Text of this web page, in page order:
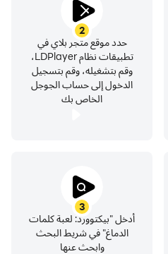
2
حدد موقع متجر بلاي في
تطبيقات نظام LDPlayer،
وقم بتشغيله، وقم بتسجيل
الدخول إلى حساب الجوجل
الخاص بك
3
أدخل "بيكتوورد: لعبة كلمات
الدماغ" في شريط البحث
وابحث عنها